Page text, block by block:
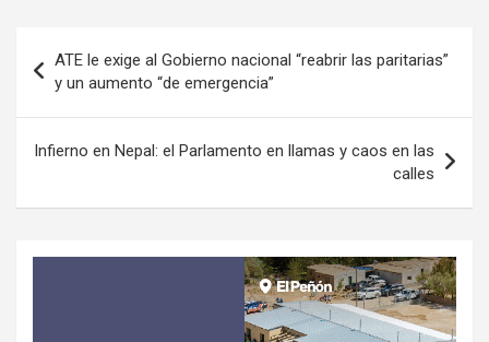
de
entradas
ATE le exige al Gobierno nacional “reabrir las paritarias”
y un aumento “de emergencia”
Infierno en Nepal: el Parlamento en llamas y caos en las
calles